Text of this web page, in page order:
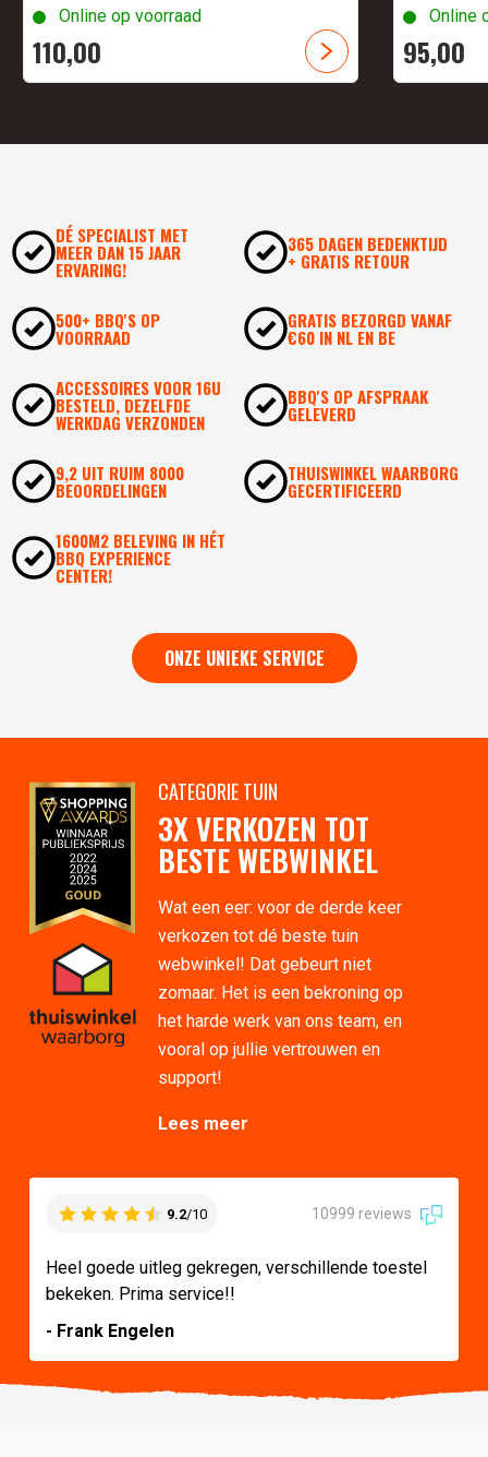
Online op voorraad
110,00
Online
95,00
DÉ SPECIALIST MET
MEER DAN 15 JAAR
ERVARING!
365 DAGEN BEDENKTIJD
+ GRATIS RETOUR
500+ BBQ'S OP
VOORRAAD
GRATIS BEZORGD VANAF
€60 IN NL EN BE
ACCESSOIRES VOOR 16U
BESTELD, DEZELFDE
WERKDAG VERZONDEN
BBQ'S OP AFSPRAAK
GELEVERD
9,2 UIT RUIM 8000
BEOORDELINGEN
THUISWINKEL WAARBORG
GECERTIFICEERD
1600M2 BELEVING IN HÉT
BBQ EXPERIENCE
CENTER!
ONZE UNIEKE SERVICE
CATEGORIE TUIN
3X VERKOZEN TOT
BESTE WEBWINKEL
Wat een eer: voor de derde keer
verkozen tot dé beste tuin
webwinkel! Dat gebeurt niet
zomaar. Het is een bekroning op
het harde werk van ons team, en
vooral op jullie vertrouwen en
support!
Lees meer
9.2/10 10999 reviews
Heel goede uitleg gekregen, verschillende toestel
bekeken. Prima service!!
- Frank Engelen